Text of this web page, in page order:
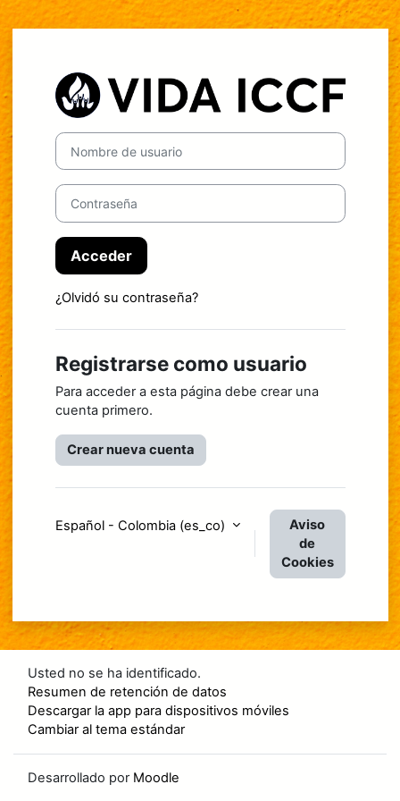
Saltar al contenido principal
Entrar a Vida
Saltar a creación de una nueva cuenta
Nombre de usuario
Contraseña
Acceder
¿Olvidó su contraseña?
Registrarse como usuario
Para acceder a esta página debe crear una
cuenta primero.
Crear nueva cuenta
Español - Colombia ‎(es_co)‎
Aviso
de
Cookies
Usted no se ha identificado.
Resumen de retención de datos
Descargar la app para dispositivos móviles
Cambiar al tema estándar
Desarrollado por Moodle